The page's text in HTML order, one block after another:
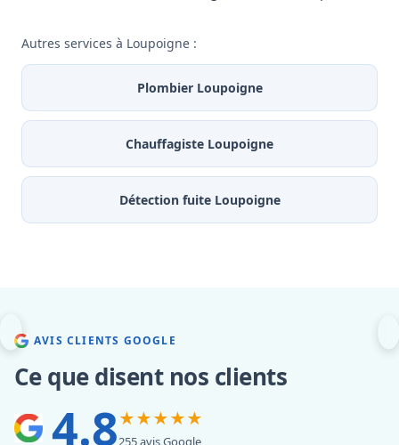
Autres services à Loupoigne :
Plombier Loupoigne
Chauffagiste Loupoigne
Détection fuite Loupoigne
AVIS CLIENTS GOOGLE
Ce que disent nos clients
4.8★★★★★
255 avis Google